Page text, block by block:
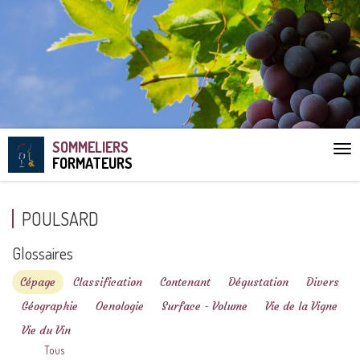
SOMMELIERS
FORMATEURS
POULSARD
Glossaires
Cépage Classification Contenant Dégustation
Divers
Géographie
Oenologie Surface - Volume
Vie de la Vigne
Vie du Vin
Tous